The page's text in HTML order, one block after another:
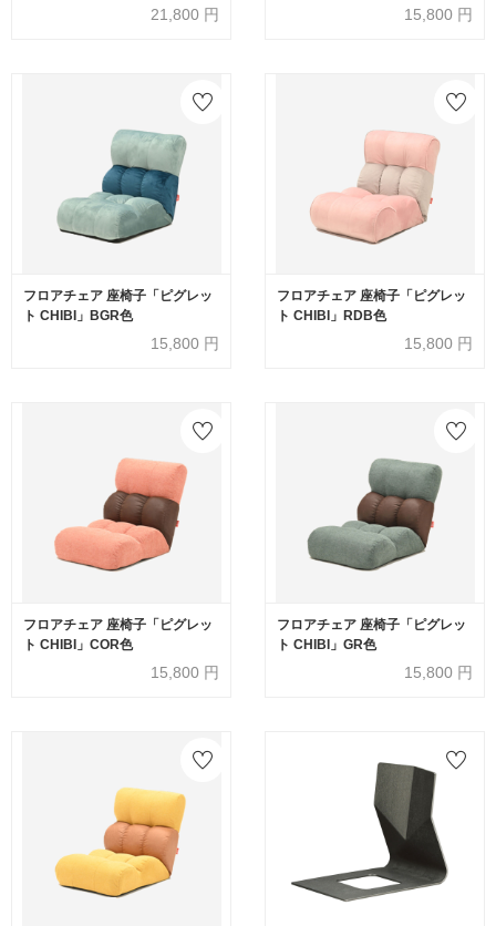
21,800 円 15,800 円
フロアチェア 座椅子「ピグレッ
ト CHIBI」BGR色
15,800 円
フロアチェア 座椅子「ピグレッ
ト CHIBI」RDB色
15,800 円
フロアチェア 座椅子「ピグレッ
ト CHIBI」COR色
15,800 円
フロアチェア 座椅子「ピグレッ
ト CHIBI」GR色
15,800 円